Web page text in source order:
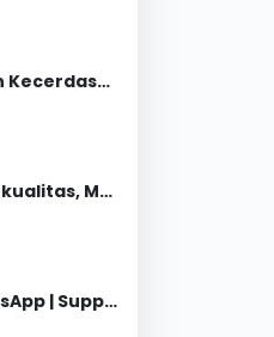
Jasa Pemrograman Kecerdasan Buatan dan Matlab
Jasa Cetak PCB Berkualitas, Murah dan Satuan
Notifikasi Bot WhatsApp | Support Arduino, Python, dan Website.